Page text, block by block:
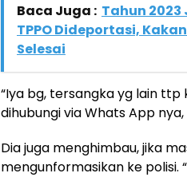
Baca Juga : Tahun
TPPO Dideportasi,
Selesai
“Iya bg, tersangka yg lain
dihubungi via Whats App
Dia juga menghimbau, jika
mengunformasikan ke